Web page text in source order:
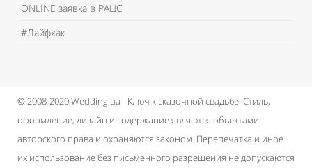
ONLINE заявка в РАЦС
#Лайфхак
© 2008-2020 Wedding.ua - Ключ к сказочной свадьбе. Стиль,
оформление, дизайн и содержание являются объектами
авторского права и охраняются законом. Перепечатка и иное
их использование без письменного разрешения не допускаются